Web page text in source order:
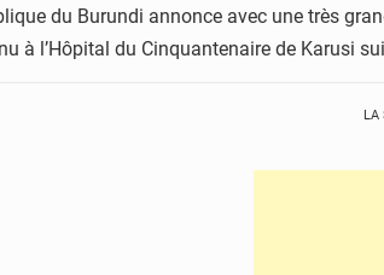
du Burundi annonce avec une très
à l’Hôpital du Cinquantenaire de Karusi
LA